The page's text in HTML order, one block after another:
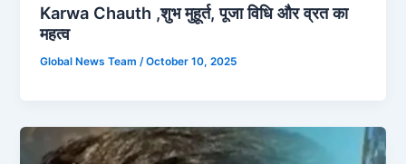
Karwa Chauth ,शुभ मुहूर्त, पूजा विधि और व्रत का
महत्व
Global News Team/October 10, 2025